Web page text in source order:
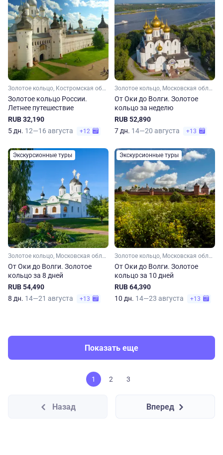
Золотое кольцо, Костромская область, Ярославская область, Московская область, Малое Золотое кольцо
Золотое кольцо России.
Летнее путешествие
RUB 32,190
5 дн. 12—16 августа +12
Золотое кольцо, Московская область, Рязанская область, Владимирская область, Нижегородская область, Малое Золотое кольцо, Ивановская область, Ярославская область, Костромская область
От Оки до Волги. Золотое
кольцо за неделю
RUB 52,890
7 дн. 14—20 августа +13
Экскурсионные туры
Золотое кольцо, Московская область, Рязанская область, Владимирская область, Нижегородская область, Малое Золотое кольцо, Ивановская область, Костромская область, Ярославская область
От Оки до Волги. Золотое
кольцо за 8 дней
RUB 54,490
8 дн. 14—21 августа +13
Экскурсионные туры
Золотое кольцо, Московская область, Рязанская область, Владимирская область, Нижегородская область, Ивановская область, Костромская область, Ярославская область, Малое Золотое кольцо
От Оки до Волги. Золотое
кольцо за 10 дней
RUB 64,390
10 дн. 14—23 августа +13
Показать еще
1 2 3
Назад Вперед